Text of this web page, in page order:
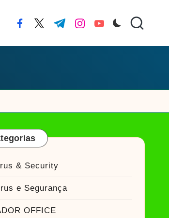
facebook.com
twitter.com
t.me instagram.com
youtube.com
& Security
e Segurança
OFFICE